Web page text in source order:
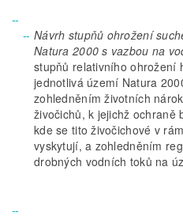
Návrh stupňů ohrožení
Natura 2000 s vazbou na
stupňů relativního ohrožení
jednotlivá území Natura
zohledněním životních
živočichů, k jejichž ochraně
kde se tito živočichové v
vyskytují, a zohledněním
drobných vodních toků na